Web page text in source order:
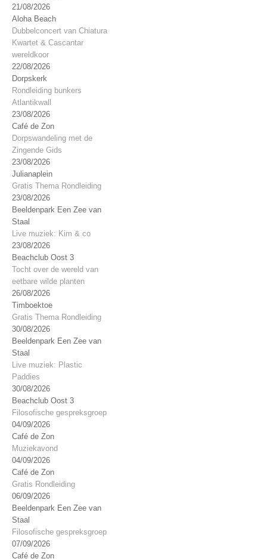
21/08/2026
Aloha Beach
Dubbelconcert van Chiatura
Kwartet & Cascantar
wereldkoor
22/08/2026
Dorpskerk
Rondleiding bunkers
Atlantikwall
23/08/2026
Café de Zon
Dorpswandeling met de
Zingende Gids
23/08/2026
Julianaplein
Gratis Thema Rondleiding
23/08/2026
Beeldenpark Een Zee van
Staal
Live muziek: Kim & co
23/08/2026
Beachclub Oost 3
Tocht over de wereld van
eetbare wilde planten
26/08/2026
Timboektoe
Gratis Thema Rondleiding
30/08/2026
Beeldenpark Een Zee van
Staal
Live muziek: Plastic
Paddies
30/08/2026
Beachclub Oost 3
Filosofische gespreksgroep
04/09/2026
Café de Zon
Muziekavond
04/09/2026
Café de Zon
Gratis Rondleiding
06/09/2026
Beeldenpark Een Zee van
Staal
Filosofische gespreksgroep
07/09/2026
Café de Zon